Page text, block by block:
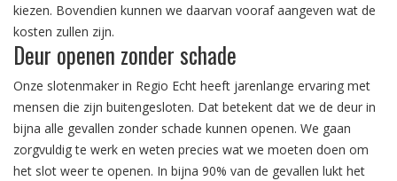
kiezen. Bovendien kunnen we daarvan vooraf aangeven wat de
kosten zullen zijn.
Deur openen zonder schade
Onze slotenmaker in Regio Echt heeft jarenlange ervaring met
mensen die zijn buitengesloten. Dat betekent dat we de deur in
bijna alle gevallen zonder schade kunnen openen. We gaan
zorgvuldig te werk en weten precies wat we moeten doen om
het slot weer te openen. In bijna 90% van de gevallen lukt het